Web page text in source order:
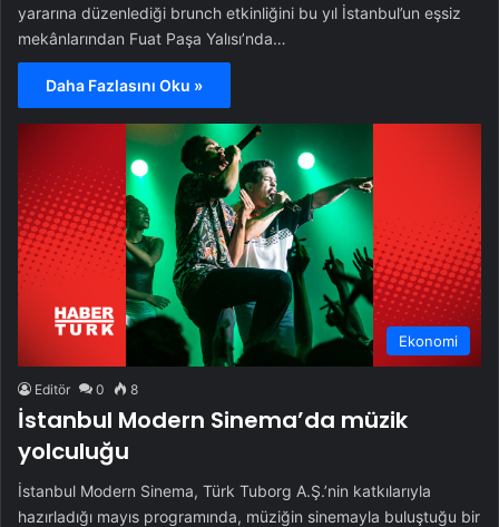
yararına düzenlediği brunch etkinliğini bu yıl İstanbul’un eşsiz
mekânlarından Fuat Paşa Yalısı’nda…
Daha Fazlasını Oku »
Ekonomi
Editör 0 8
İstanbul Modern Sinema’da müzik
yolculuğu
İstanbul Modern Sinema, Türk Tuborg A.Ş.’nin katkılarıyla
hazırladığı mayıs programında, müziğin sinemayla buluştuğu bir